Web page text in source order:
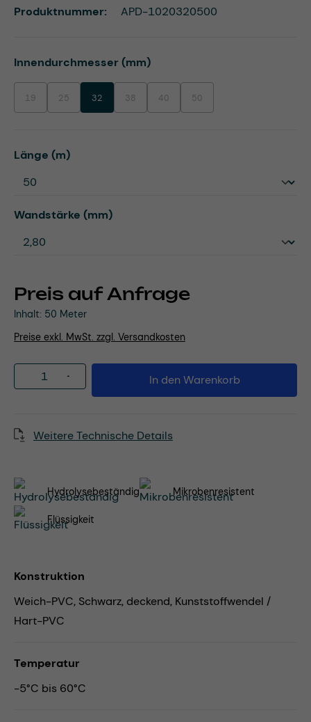
Preis auf Anfrage
Inhalt: 50 Meter
Preise exkl. MwSt. zzgl. Versandkosten
Innendurchmesser (mm)auswählen
19(Diese Option ist zurzeit nicht verfügbar.)
25(Diese Option ist zurzeit nicht verfügbar.)
32 38(Diese Option ist zurzeit nicht verfügbar.)
40(Diese Option ist zurzeit nicht verfügbar.)
50(Diese Option ist zurzeit nicht
Länge (m)auswählen
Wandstärke (mm)auswählen
Produkt Anzahl: Gib den gewünschten
In den Warenkorb
Produktnummer: APD-1020320500
Weitere Technische Details
Hydrolysebeständig Mikrobenresistent
Flüssigkeit
Konstruktion
Weich-PVC, Schwarz, deckend, Kunststoffwendel /
Hart-PVC
Temperatur
-5°C bis 60°C